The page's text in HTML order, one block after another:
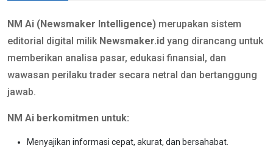
NM Ai (Newsmaker Intelligence) merupakan sistem
editorial digital milik Newsmaker.id yang dirancang untuk
memberikan analisa pasar, edukasi finansial, dan
wawasan perilaku trader secara netral dan bertanggung
jawab.
NM Ai berkomitmen untuk:
Menyajikan informasi cepat, akurat, dan bersahabat.